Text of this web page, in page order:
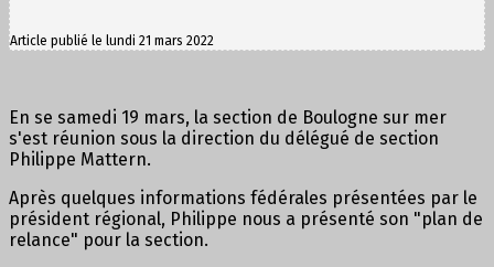
Article publié le lundi 21 mars 2022
En se samedi 19 mars, la section de Boulogne sur mer
s'est réunion sous la direction du délégué de section
Philippe Mattern.
Après quelques informations fédérales présentées par le
président régional, Philippe nous a présenté son "plan de
relance" pour la section.